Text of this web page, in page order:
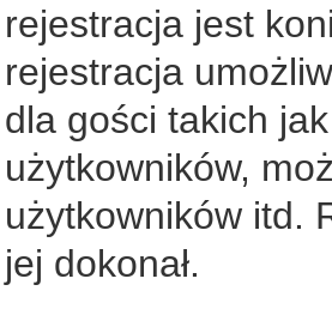
rejestracja jest
rejestracja
dla gości takich
użytkowników,
użytkowników itd.
jej dokonał.